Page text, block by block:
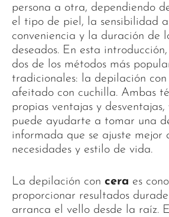
persona a otra, dependiendo
el tipo de piel, la sensibilidad
conveniencia y la duración de
deseados. En esta
dos de los métodos más
tradicionales: la depilación con
afeitado con cuchilla. Ambas
propias ventajas y
puede ayudarte a tomar una
informada que se ajuste mejor
necesidades y estilo de vida.
La depilación con cera es
proporcionar resultados
arranca el vello desde la raíz.